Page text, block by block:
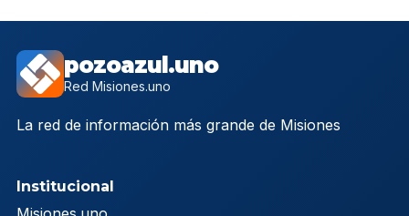
pozoazul.uno
Red Misiones.uno
La red de información más grande de Misiones
Institucional